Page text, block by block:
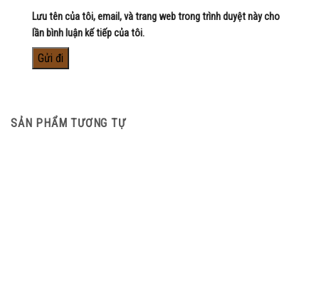
Lưu tên của tôi, email, và trang web trong trình duyệt này cho
lần bình luận kế tiếp của tôi.
SẢN PHẨM TƯƠNG TỰ